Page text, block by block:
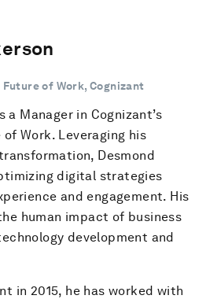
of Work, Cognizant
a Manager in Cognizant’s
Work. Leveraging his
Desmond
digital strategies
and engagement. His
human impact of business
development and
in 2015, he has worked with